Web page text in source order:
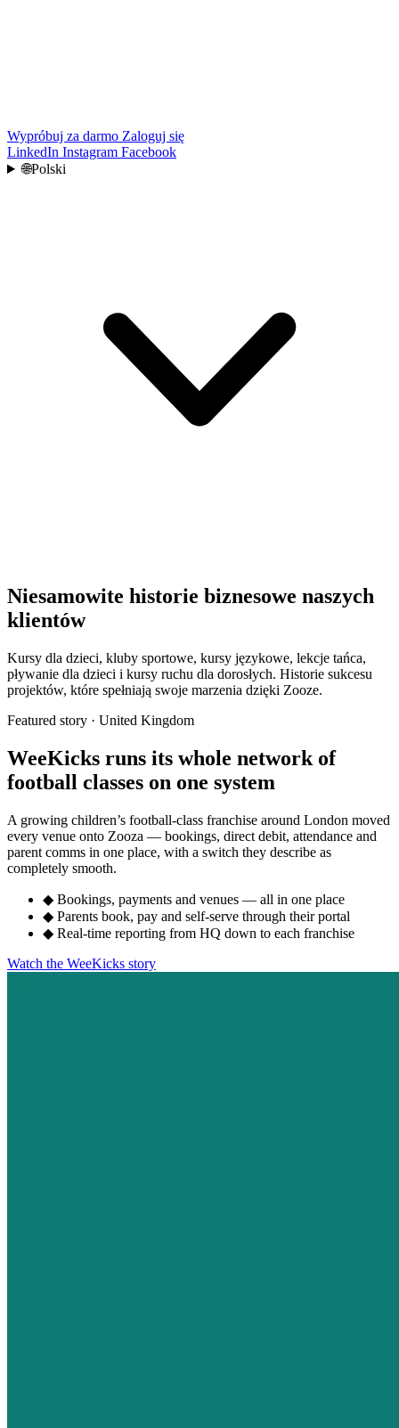
Wypróbuj za darmo Zaloguj się
LinkedIn Instagram Facebook
🌐Polski
Niesamowite historie biznesowe naszych
klientów
Kursy dla dzieci, kluby sportowe, kursy językowe, lekcje tańca,
pływanie dla dzieci i kursy ruchu dla dorosłych. Historie sukcesu
projektów, które spełniają swoje marzenia dzięki Zooze.
Featured story · United Kingdom
WeeKicks runs its whole network of
football classes on one system
A growing children’s football-class franchise around London moved
every venue onto Zooza — bookings, direct debit, attendance and
parent comms in one place, with a switch they describe as
completely smooth.
◆ Bookings, payments and venues — all in one place
◆ Parents book, pay and self-serve through their portal
◆ Real-time reporting from HQ down to each franchise
Watch the WeeKicks story